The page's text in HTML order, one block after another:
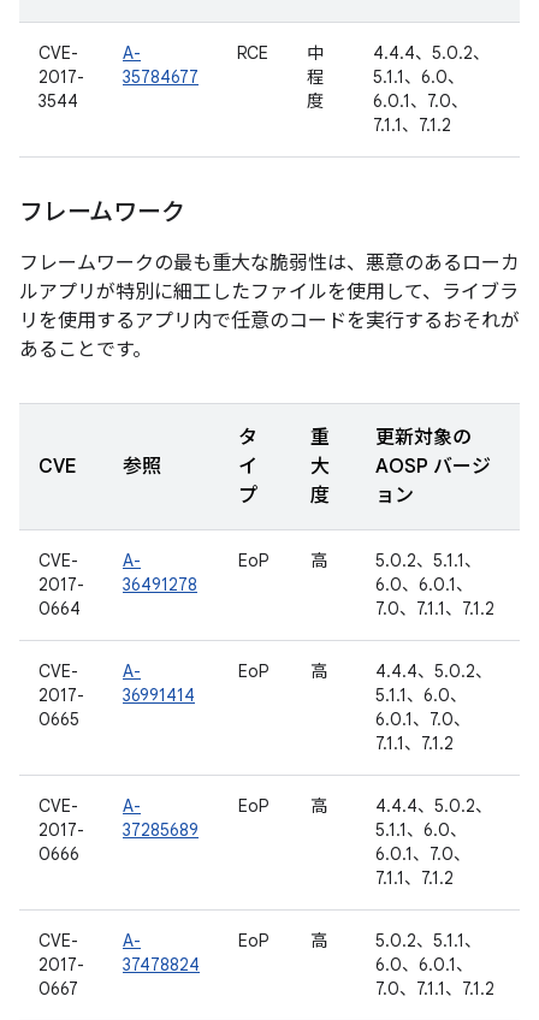
CVE-
2017-
3544
A-
35784677
RCE
中
程
度
4.4.4、5.0.2、
5.1.1、6.0、
6.0.1、7.0、
7.1.1、7.1.2
フレームワーク
フレームワークの最も重大な脆弱性は、悪意のあるローカ
ルアプリが特別に細工したファイルを使用して、ライブラ
リを使用するアプリ内で任意のコードを実行するおそれが
あることです。
CVE 参照
タ
イ
プ
重
大
度
更新対象の
AOSP バージ
ョン
CVE-
2017-
0664
A-
36491278
EoP 高
5.0.2、5.1.1、
6.0、6.0.1、
7.0、7.1.1、7.1.2
CVE-
2017-
0665
A-
36991414
EoP 高
4.4.4、5.0.2、
5.1.1、6.0、
6.0.1、7.0、
7.1.1、7.1.2
CVE-
2017-
0666
A-
37285689
EoP 高
4.4.4、5.0.2、
5.1.1、6.0、
6.0.1、7.0、
7.1.1、7.1.2
CVE-
2017-
0667
A-
37478824
EoP 高
5.0.2、5.1.1、
6.0、6.0.1、
7.0、7.1.1、7.1.2